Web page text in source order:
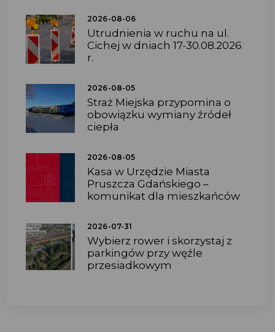
2026-08-06
Utrudnienia w ruchu na ul.
Cichej w dniach 17-30.08.2026
r.
2026-08-05
Straż Miejska przypomina o
obowiązku wymiany źródeł
ciepła
2026-08-05
Kasa w Urzędzie Miasta
Pruszcza Gdańskiego –
komunikat dla mieszkańców
2026-07-31
Wybierz rower i skorzystaj z
parkingów przy węźle
przesiadkowym